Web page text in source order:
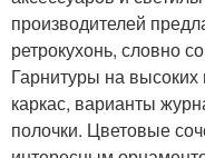
производителей
ретрокухонь, словно
Гарнитуры на высоких
каркас, варианты
полочки. Цветовые